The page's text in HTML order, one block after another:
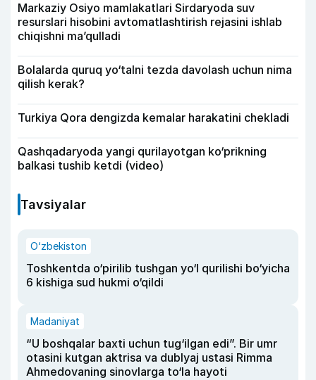
Markaziy Osiyo mamlakatlari Sirdaryoda suv
resurslari hisobini avtomatlashtirish rejasini ishlab
chiqishni ma’qulladi
Bolalarda quruq yo‘talni tezda davolash uchun nima
qilish kerak?
Turkiya Qora dengizda kemalar harakatini chekladi
Qashqadaryoda yangi qurilayotgan ko‘prikning
balkasi tushib ketdi (video)
Tavsiyalar
O‘zbekiston
Toshkentda o‘pirilib tushgan yo‘l qurilishi bo‘yicha
6 kishiga sud hukmi o‘qildi
Madaniyat
“U boshqalar baxti uchun tug‘ilgan edi”. Bir umr
otasini kutgan aktrisa va dublyaj ustasi Rimma
Ahmedovaning sinovlarga to‘la hayoti